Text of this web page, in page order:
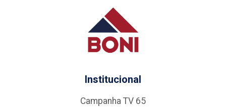
Institucional
Campanha TV 65